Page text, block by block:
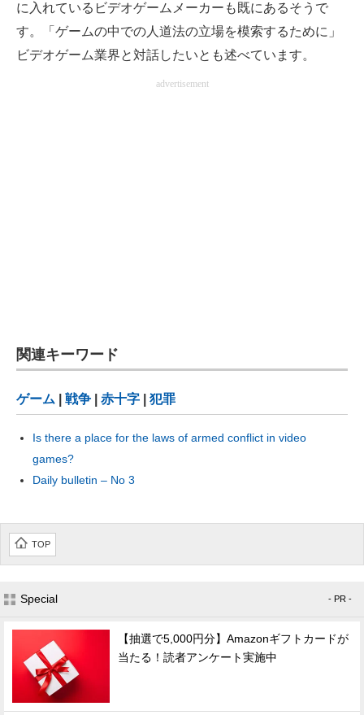
に入れているビデオゲームメーカーも既にあるそうで
す。「ゲームの中での人道法の立場を模索するために」
ビデオゲーム業界と対話したいとも述べています。
advertisement
関連キーワード
ゲーム 戦争 赤十字 犯罪
Is there a place for the laws of armed conflict in video
games?
Daily bulletin – No 3
TOP
Special - PR -
【抽選で5,000円分】Amazonギフトカードが
当たる！読者アンケート実施中